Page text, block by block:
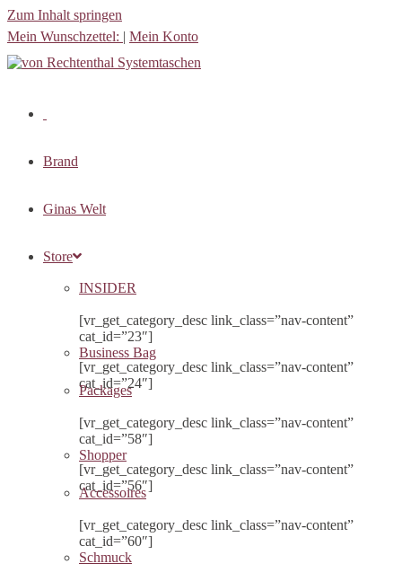
Zum Inhalt springen
Mein Wunschzettel: | Mein Konto
Brand
Ginas Welt
Store
INSIDER
[vr_get_category_desc link_class=”nav-content”
cat_id=”23″]
Business Bag
[vr_get_category_desc link_class=”nav-content”
cat_id=”24″]
Packages
[vr_get_category_desc link_class=”nav-content”
cat_id=”58″]
Shopper
[vr_get_category_desc link_class=”nav-content”
cat_id=”56″]
Accessoires
[vr_get_category_desc link_class=”nav-content”
cat_id=”60″]
Schmuck